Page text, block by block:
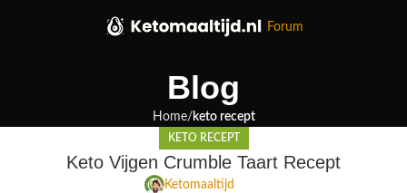
Forum
Blog
Home keto recept
KETO RECEPT
Keto Vijgen Crumble Taart Recept
Ketomaaltijd